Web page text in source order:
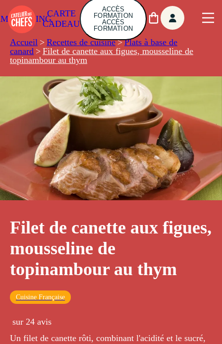
CARTE
CADEAU
ACCÈS
FORMATION
ACCÈS
FORMATION
Accueil > Recettes de cuisine > Plats à base de
canard > Filet de canette aux figues, mousseline de
topinambour au thym
Filet de canette aux figues,
mousseline de
topinambour au thym
Cuisine Française
sur 24 avis
Un filet de canette rôti, combinant l'acidité et le sucré,